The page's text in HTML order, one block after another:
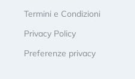
Termini e Condizioni
Privacy Policy
Preferenze privacy